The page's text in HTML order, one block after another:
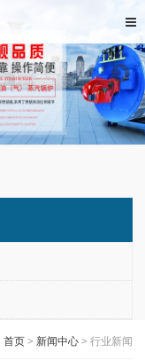
首页> 新闻中心> 行业新闻